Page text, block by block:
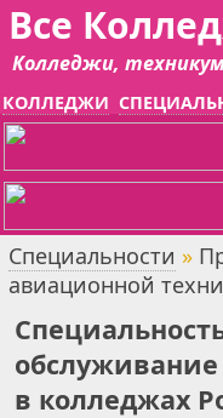
Все
Колледжи,
КОЛЛЕДЖИ
Специальности »
авиационной
в колледжах